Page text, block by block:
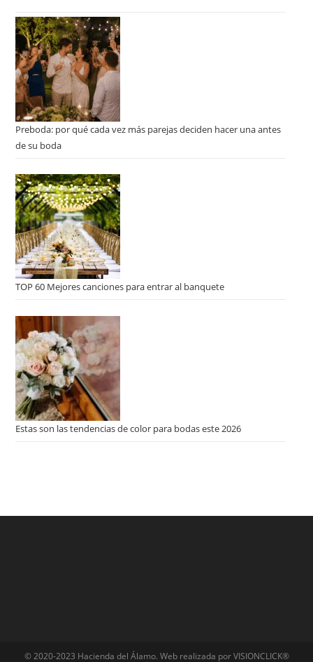
Preboda: por qué cada vez más parejas deciden hacer una antes
de su boda
TOP 60 Mejores canciones para entrar al banquete
Estas son las tendencias de color para bodas este 2026
© 2020-2023 Hacienda del Álamo. Web realizada por VISIONCLICK®